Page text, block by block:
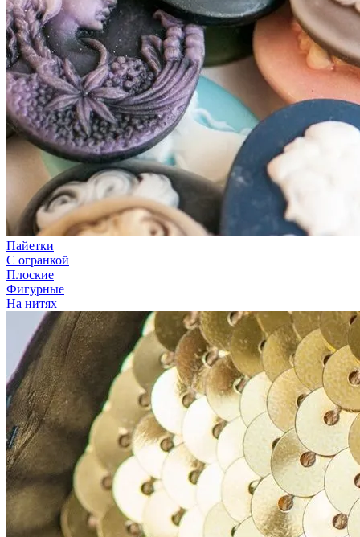
Пайетки
С огранкой
Плоские
Фигурные
На нитях